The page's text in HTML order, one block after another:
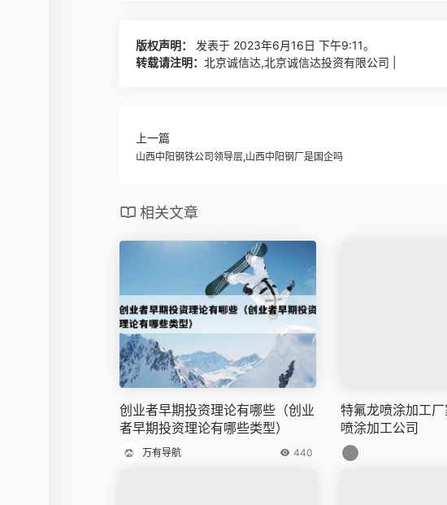
版权声明：
发表于 2023年6月16日 下午9:11。
转载请注明： 北京诚信达,北京诚信达投资有限公司 |
上一篇
山西中阳钢铁公司领导层,山西中阳钢厂是国企吗
相关文章
创业者早期投资理论有哪些（创业
者早期投资理论有哪些类型）
万有导航 440
特氟龙喷涂加工
喷涂加工公司